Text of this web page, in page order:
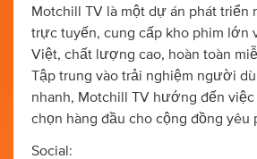
Motchill TV là một dự án phát triển
trực tuyến, cung cấp kho phim lớn
Việt, chất lượng cao, hoàn toàn
Tập trung vào trải nghiệm người
nhanh, Motchill TV hướng đến
chọn hàng đầu cho cộng đồng yêu
Social: